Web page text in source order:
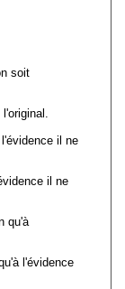
soit
il ne
il ne
qu'à
l'évidence